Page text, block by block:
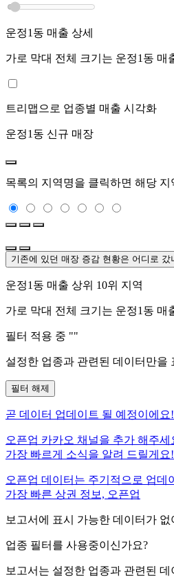
운정1동 매출 상세
가로 막대 전체 크기는 운정1동 매
트리맵으로 업종별 매출 시각화
운정1동 신규 매장
목록의 지역명을 클릭하면 해당 지
기존에 있던 매장 증감 현황은 어디로 갔
운정1동 매출 상위 10위 지역
가로 막대 전체 크기는 운정1동 매
필터 적용 중 ""
설정한 업종과 관련된 데이터만을
필터 해제
곧 데이터 업데이트 될 예정이에요!
오픈업 카카오 채널을 추가 해주세
가장 빠르게 소식을 알려 드릴게요!
오픈업 데이터는 주기적으로 업데
가장 빠른 상권 정보, 오픈업
보고서에 표시 가능한 데이터가 없
업종 필터를 사용중이신가요?
보고서는 설정한 업종과 관련된